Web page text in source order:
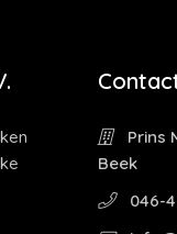
Prins
Beek
046-